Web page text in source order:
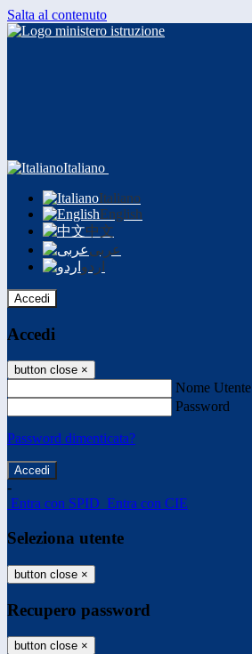
Salta al contenuto
Italiano
Italiano
English
中文
عربى
اردو
Accedi
Accedi
button close ×
Nome Utente
Password
Password dimenticata?
-
Entra con SPID Entra con CIE
Seleziona utente
button close ×
Recupero password
button close ×